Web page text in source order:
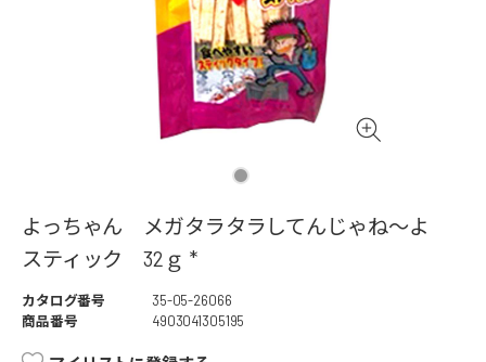
よっちゃん メガタラタラしてんじゃね～よ
スティック 32ｇ *
カタログ番号
35-05-26066
商品番号
4903041305195